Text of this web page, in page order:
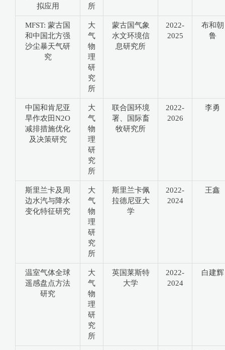
拟应用
所
MFST: 蒙古国
和中国北方强
沙尘暴天气研
究
大
气
物
理
研
究
所
蒙古国气象
水文环境信
息研究所
2022-
2025
布和朝
鲁
中国和肯尼亚
旱作农田N2O
减排措施优化
及决策研究
大
气
物
理
研
究
所
联合国环境
署、国际畜
牧研究所
2022-
2026
李勇
斯里兰卡及周
边水汽与降水
变化特征研究
大
气
物
理
研
究
所
斯里兰卡佩
拉德尼亚大
学
2022-
2024
王鑫
温室气体全球
遥感盘点方法
研究
大
气
物
理
研
究
所
英国莱斯特
大学
2022-
2024
白建辉